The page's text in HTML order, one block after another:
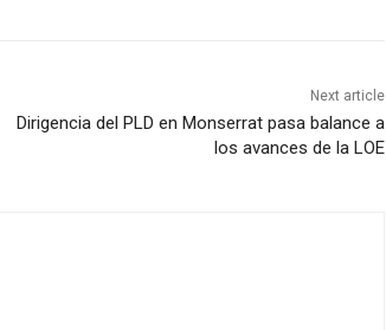
Next article
Dirigencia del PLD en Monserrat pasa balance a
los avances de la LOE